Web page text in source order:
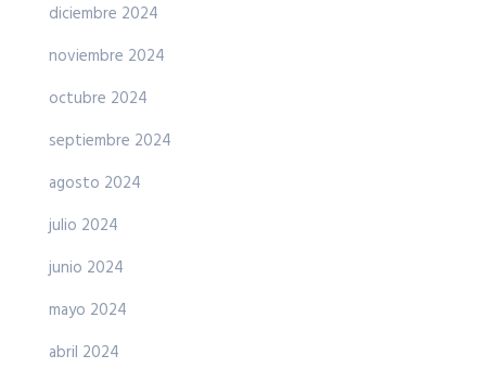
diciembre 2024
noviembre 2024
octubre 2024
septiembre 2024
agosto 2024
julio 2024
junio 2024
mayo 2024
abril 2024